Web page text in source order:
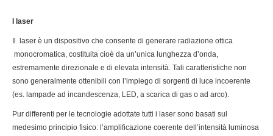
I laser
Il laser è un dispositivo che consente di generare radiazione ottica
monocromatica, costituita cioè da un’unica lunghezza d’onda,
estremamente direzionale e di elevata intensità. Tali caratteristiche non
sono generalmente ottenibili con l’impiego di sorgenti di luce incoerente
(es. lampade ad incandescenza, LED, a scarica di gas o ad arco).
Pur differenti per le tecnologie adottate tutti i laser sono basati sul
medesimo principio fisico: l’amplificazione coerente dell’intensità luminosa